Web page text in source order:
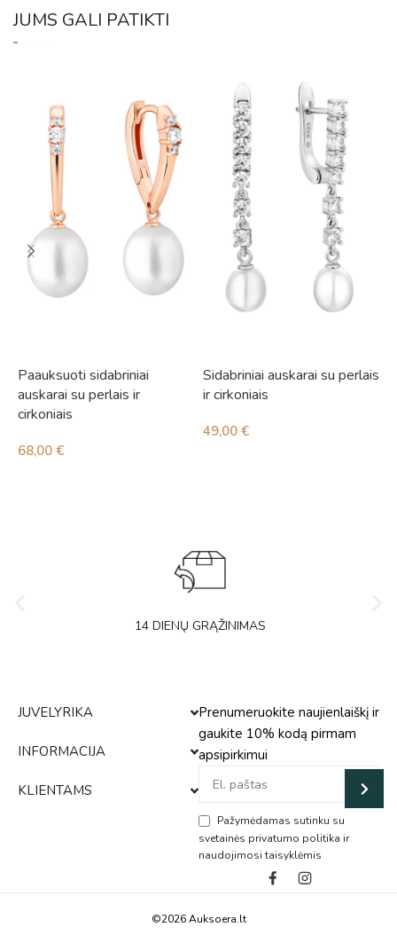
JUMS GALI PATIKTI
Paauksuoti sidabriniai
auskarai su perlais ir
cirkoniais
68,00 €
Sidabriniai auskarai su perlais
ir cirkoniais
49,00 €
14 DIENŲ GRĄŽINIMAS
JUVELYRIKA
INFORMACIJA
KLIENTAMS
Prenumeruokite naujienlaiškį ir
gaukite 10% kodą pirmam
apsipirkimui
Pažymėdamas sutinku su
svetainės privatumo politika ir
naudojimosi taisyklėmis
Alternative:
©2026 Auksoera.lt